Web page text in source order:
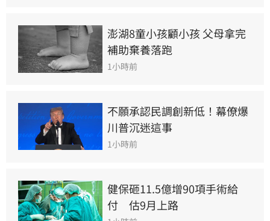
澎湖8童小孩顧小孩 父母拿完
補助棄養落跑
1小時前
不願承認民調創新低！幕僚爆
川普沉迷這事
1小時前
健保砸11.5億增90項手術給
付　估9月上路